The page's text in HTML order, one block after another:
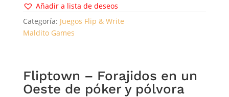
Añadir a lista de deseos
Categoría: Juegos Flip & Write
Maldito Games
Fliptown – Forajidos en un
Oeste de póker y pólvora